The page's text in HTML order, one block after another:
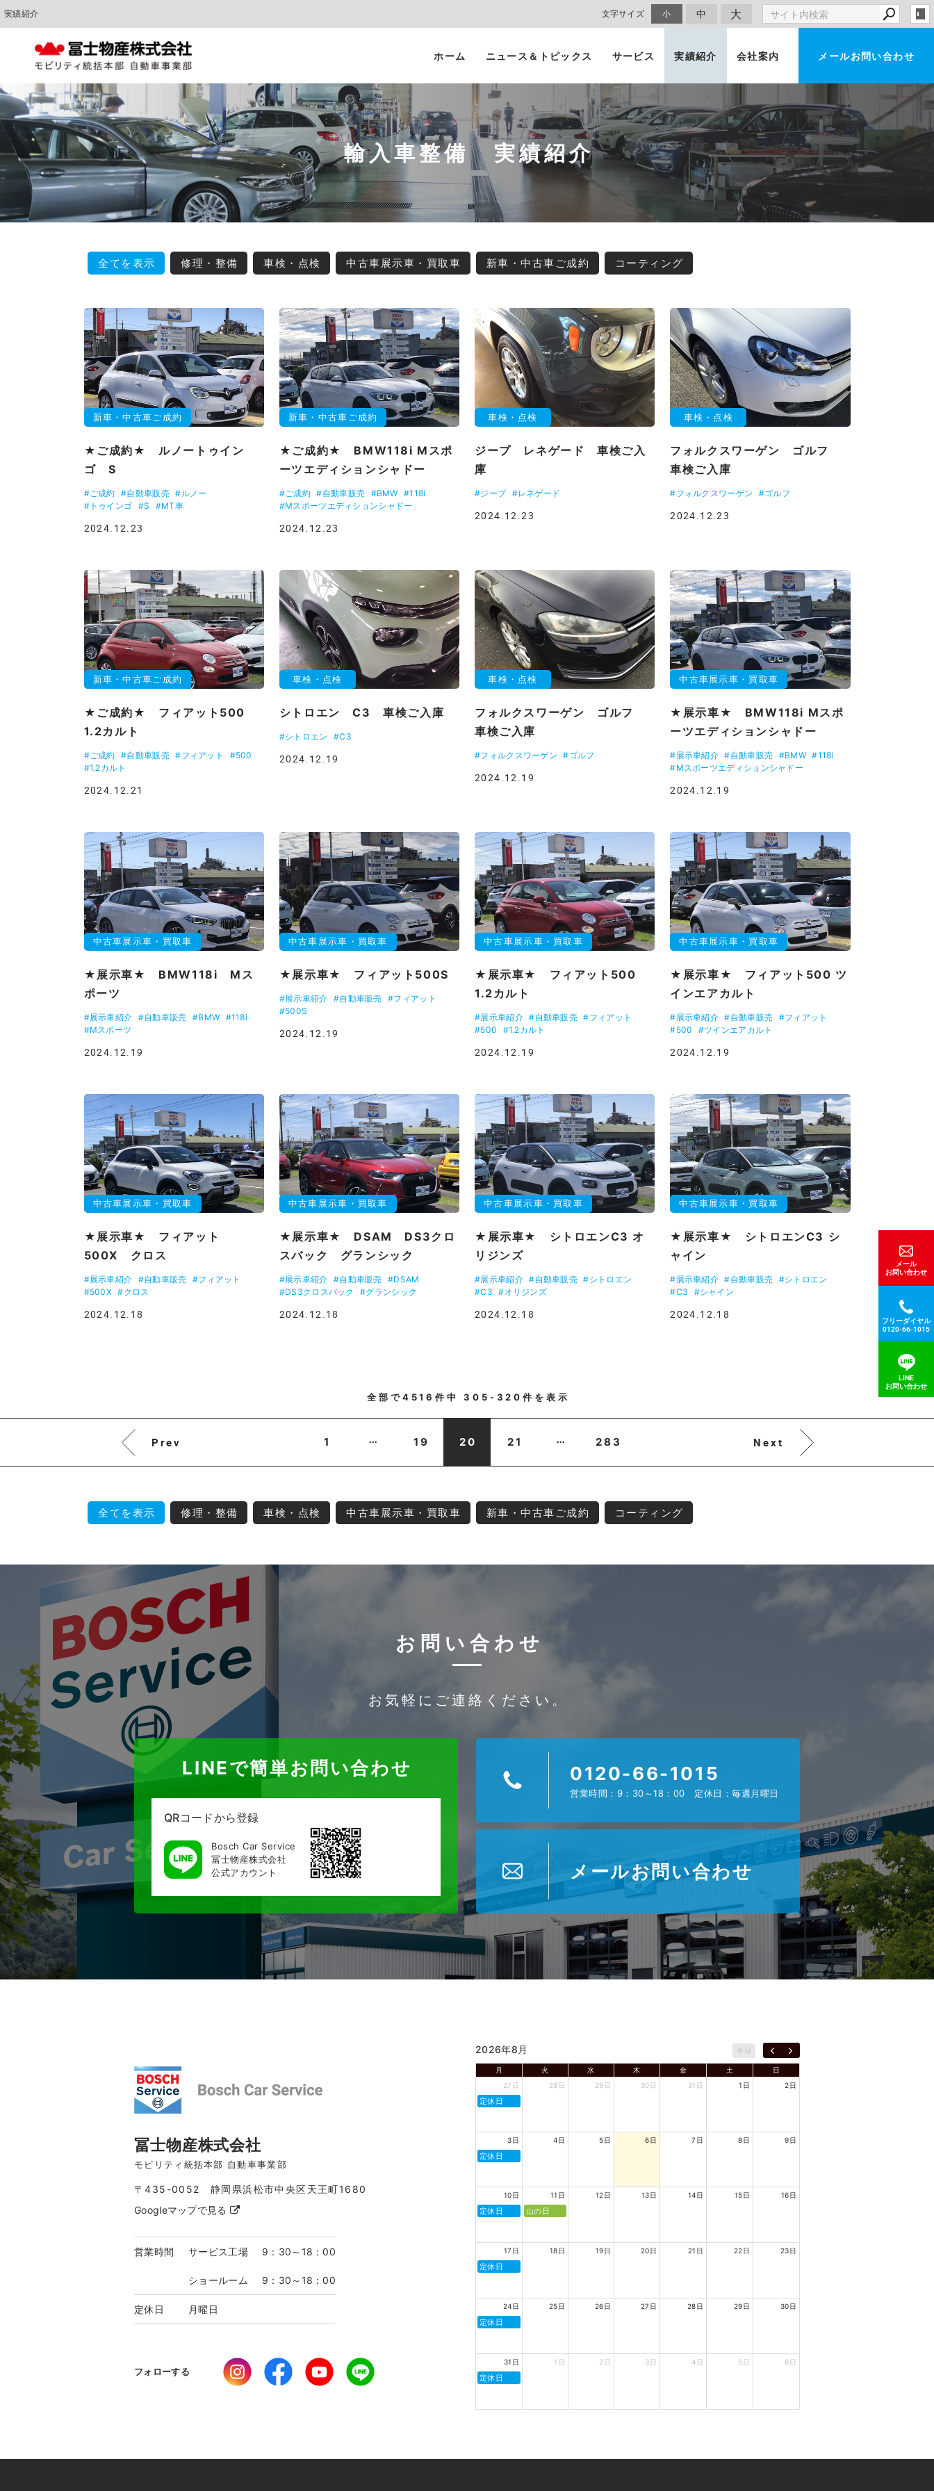
実績紹介 文字サイズ 小 中 大
ホーム ニュース＆トピックス サービス 実績紹介 会社案内 メールお問い合わせ
メール
お問い合わせ
フリーダイヤル
0120-66-1015
LINE
お問い合わせ
輸入車整備 実績紹介
全てを表示 修理・整備 車検・点検 中古車展示車・買取車 新車・中古車ご成約 コーティング
新車・中古車ご成約
★ご成約★ ルノートゥイン
ゴ S
#ご成約 #自動車販売 #ルノー
#トゥインゴ #S #MT車
2024.12.23
新車・中古車ご成約
★ご成約★ BMW118i Mスポ
ーツエディションシャドー
#ご成約 #自動車販売 #BMW
#118i
#Mスポーツエディションシャドー
2024.12.23
車検・点検
ジープ レネゲード 車検ご入
庫
#ジープ #レネゲード
2024.12.23
車検・点検
フォルクスワーゲン ゴルフ
車検ご入庫
#フォルクスワーゲン #ゴルフ
2024.12.23
新車・中古車ご成約
★ご成約★ フィアット500
1.2カルト
#ご成約 #自動車販売 #フィアット
#500
#1.2カルト
2024.12.21
車検・点検
シトロエン C3 車検ご入庫
#シトロエン #C3
2024.12.19
車検・点検
フォルクスワーゲン ゴルフ
車検ご入庫
#フォルクスワーゲン #ゴルフ
2024.12.19
中古車展示車・買取車
★展示車★ BMW118i Mスポ
ーツエディションシャドー
#展示車紹介 #自動車販売 #BMW #118i
#Mスポーツエディションシャドー
2024.12.19
中古車展示車・買取車
★展示車★ BMW118i Mス
ポーツ
#展示車紹介 #自動車販売 #BMW #118i
#Mスポーツ
2024.12.19
中古車展示車・買取車
★展示車★ フィアット500S
#展示車紹介 #自動車販売
#フィアット
#500S
2024.12.19
中古車展示車・買取車
★展示車★ フィアット500
1.2カルト
#展示車紹介 #自動車販売 #フィアット
#500
#1.2カルト
2024.12.19
中古車展示車・買取車
★展示車★ フィアット500 ツ
インエアカルト
#展示車紹介 #自動車販売 #フィアット
#500
#ツインエアカルト
2024.12.19
中古車展示車・買取車
★展示車★ フィアット
500X クロス
#展示車紹介 #自動車販売 #フィアット
#500X #クロス
2024.12.18
中古車展示車・買取車
★展示車★ DSAM DS3クロ
スバック グランシック
#展示車紹介 #自動車販売
#DSAM
#DS3クロスバック
#グランシック
2024.12.18
中古車展示車・買取車
★展示車★ シトロエンC3 オ
リジンズ
#展示車紹介 #自動車販売 #シトロエン
#C3
#オリジンズ
2024.12.18
中古車展示車・買取車
★展示車★ シトロエンC3 シ
ャイン
#展示車紹介 #自動車販売 #シトロエン
#C3
#シャイン
2024.12.18
全部で4516件中 305-320件を表示
Prev 1 ... 19 20 21 ... 283 Next
全てを表示 修理・整備 車検・点検 中古車展示車・買取車 新車・中古車ご成約 コーティング
お問い合わせ
お気軽にご連絡ください。
LINEで簡単お問い合わせ
QRコードから登録
Bosch Car Service
冨士物産株式会社
公式アカウント
0120-66-1015
営業時間：9：30～18：00 定休日：毎週月曜日
メールお問い合わせ
冨士物産株式会社
モビリティ統括本部 自動車事業部
〒435-0052 静岡県浜松市中央区天王町1680
Googleマップで見る
営業時間 サービス工場 9：30～18：00
ショールーム 9：30～18：00
定休日 月曜日
フォローする
2026年8月 今日
月 火 水 木 金 土
日
27日
定休日
28日 29日 30日 31日 1日 2日
3日
定休日
4日 5日 6日 7日 8日 9日
10日
定休日
11日
山の日
12日 13日 14日 15日 16日
17日
定休日
18日 19日 20日 21日 22日 23日
24日
定休日
25日 26日 27日 28日 29日 30日
31日
定休日
1日 2日 3日 4日 5日 6日